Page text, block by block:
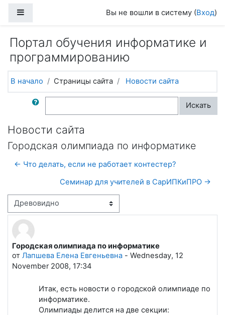
Вы не вошли в систему (Вход)
Портал обучения информатике и
программированию
В начало Страницы сайта Новости сайта
Поиск по форумам Искать
Новости сайта
Городская олимпиада по информатике
← Что делать, если не работает контестер?
Семинар для учителей в СарИПКиПРО →
Режим отображения
Городская олимпиада по информатике
от Лапшева Елена Евгеньевна - Wednesday, 12
November 2008, 17:34
Количество ответов: 0
Итак, есть новости о городской олимпиаде по
информатике.
Олимпиады делится на две секции: